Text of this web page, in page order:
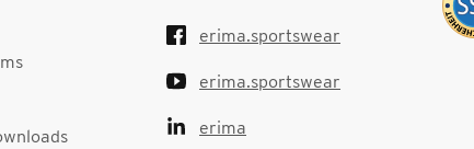
erima.sportswear
erima.sportswear
erima